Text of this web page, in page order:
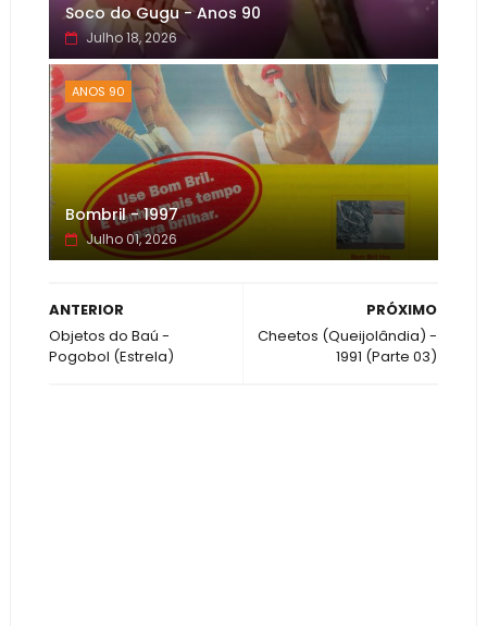
Soco do Gugu - Anos 90
Julho 18, 2026
ANOS 90
Bombril - 1997
Julho 01, 2026
PRÓXIMO
Cheetos (Queijolândia) -
1991 (Parte 03)
ANTERIOR
Objetos do Baú -
Pogobol (Estrela)